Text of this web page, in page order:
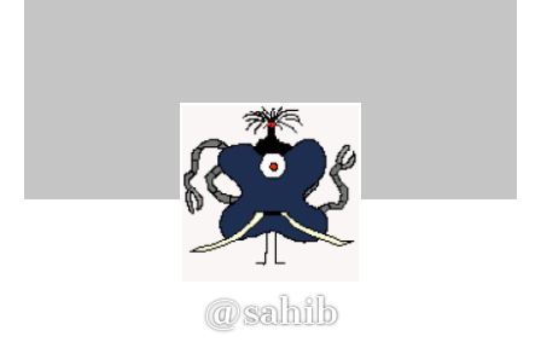
@sahib